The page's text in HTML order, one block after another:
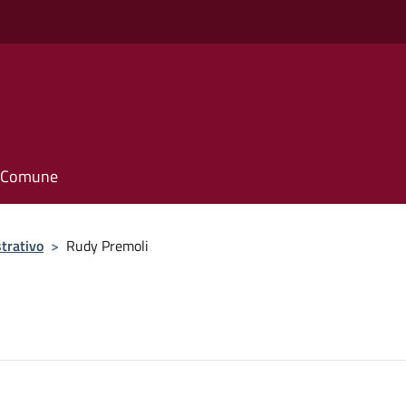
> Rudy Premoli